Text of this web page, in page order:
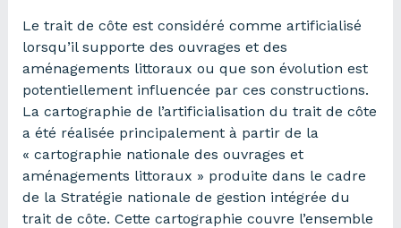
Le trait de côte est considéré comme artificialisé
lorsqu’il supporte des ouvrages et des
aménagements littoraux ou que son évolution est
potentiellement influencée par ces constructions.
La cartographie de l’artificialisation du trait de côte
a été réalisée principalement à partir de la
« cartographie nationale des ouvrages et
aménagements littoraux » produite dans le cadre
de la Stratégie nationale de gestion intégrée du
trait de côte. Cette cartographie couvre l’ensemble